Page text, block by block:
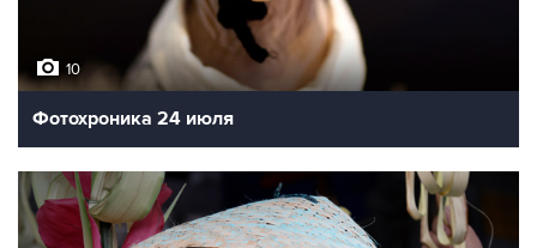
10
Фотохроника 24 июля